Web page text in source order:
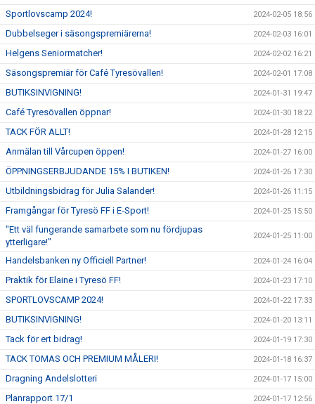
Sportlovscamp 2024! 2024-02-05 18:56
Dubbelseger i säsongspremiärerna! 2024-02-03 16:01
Helgens Seniormatcher! 2024-02-02 16:21
Säsongspremiär för Café Tyresövallen! 2024-02-01 17:08
BUTIKSINVIGNING! 2024-01-31 19:47
Café Tyresövallen öppnar! 2024-01-30 18:22
TACK FÖR ALLT! 2024-01-28 12:15
Anmälan till Vårcupen öppen! 2024-01-27 16:00
ÖPPNINGSERBJUDANDE 15% I BUTIKEN! 2024-01-26 17:30
Utbildningsbidrag för Julia Salander! 2024-01-26 11:15
Framgångar för Tyresö FF i E-Sport! 2024-01-25 15:50
"Ett väl fungerande samarbete som nu fördjupas
ytterligare!"
2024-01-25 11:00
Handelsbanken ny Officiell Partner! 2024-01-24 16:04
Praktik för Elaine i Tyresö FF! 2024-01-23 17:10
SPORTLOVSCAMP 2024! 2024-01-22 17:33
BUTIKSINVIGNING! 2024-01-20 13:11
Tack för ert bidrag! 2024-01-19 17:30
TACK TOMAS OCH PREMIUM MÅLERI! 2024-01-18 16:37
Dragning Andelslotteri 2024-01-17 15:00
Planrapport 17/1 2024-01-17 12:56